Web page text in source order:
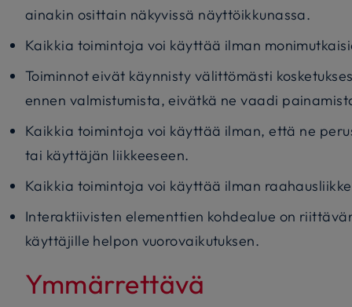
ainakin osittain näkyvissä näyttöikkunassa.
Kaikkia toimintoja voi käyttää ilman
Toiminnot eivät käynnisty välittömästi
ennen valmistumista, eivätkä ne vaadi
Kaikkia toimintoja voi käyttää ilman, että ne
tai käyttäjän liikkeeseen.
Kaikkia toimintoja voi käyttää ilman
Interaktiivisten elementtien kohdealue on
käyttäjille helpon vuorovaikutuksen.
Ymmärrettävä